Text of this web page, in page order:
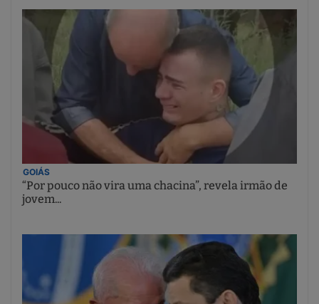
GOIÁS
“Por pouco não vira uma chacina”, revela irmão de
jovem...